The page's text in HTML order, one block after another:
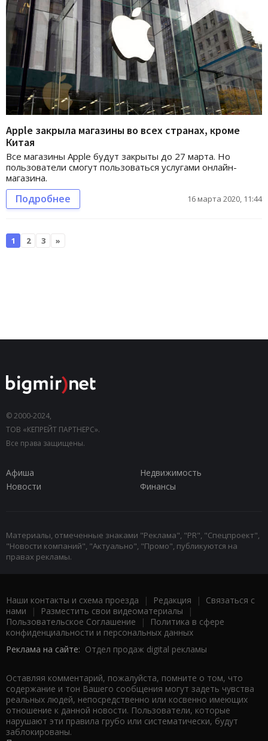
Apple закрыла магазины во всех странах, кроме
Китая
Все магазины Apple будут закрыты до 27 марта. Но
пользователи смогут пользоваться услугами онлайн-
магазина.
Подробнее 16 марта 2020, 11:44
1 2 3 »
© 2000-2024,
ТОВ «КЕПРЕЙТ ПАРТНЕРС».
Все права защищены.
Афиша
Недвижимость
Новости
Финансы
Материалы, отмеченные знаками "Реклама", "PR", "Спецпроект",
"Новости компаний", "Актуально", "Промо", публикуются на
правах рекламы.
Наши контакты и схема проезда | Редакция | Связаться с
нами | Разместить свои видеоматериалы |
Пользовательское Соглашение |
Политика в сфере
конфиденциальности и персональных данных
Реклама на сайте: Отдел продаж digital рекламы
Оставляя комментарий, пожалуйста, помните о том, что
содержание и тон Вашего сообщения могут задеть чувства
реальных людей, непосредственно или косвенно имеющих
отношение к данной новости. Пользователи, которые
нарушают эти правила грубо или систематически, будут
заблокированы.